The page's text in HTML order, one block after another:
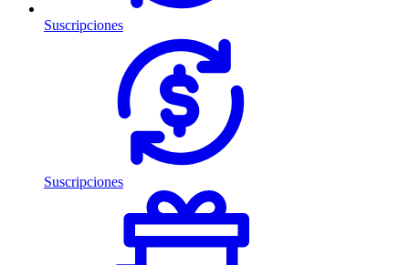
Suscripciones
Suscripciones